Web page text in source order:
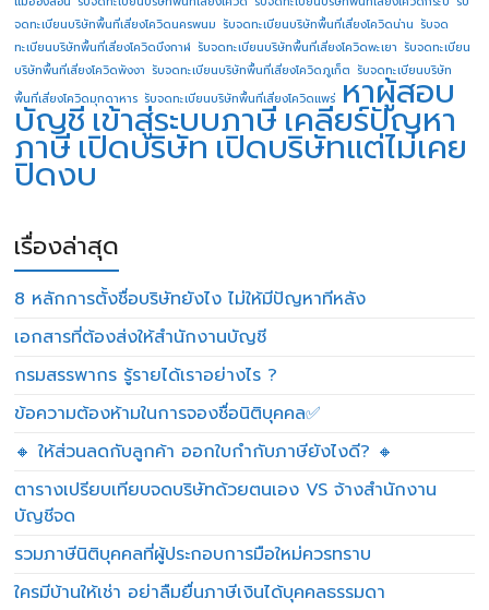
จดทะเบียนบริษัทพื้นที่เสี่ยงโควิดนครพนม รับจดทะเบียนบริษัทพื้นที่เสี่ยงโควิดน่าน รับจด
ทะเบียนบริษัทพื้นที่เสี่ยงโควิดบึงกาฬ รับจดทะเบียนบริษัทพื้นที่เสี่ยงโควิดพะเยา รับจดทะเบียน
บริษัทพื้นที่เสี่ยงโควิดพังงา รับจดทะเบียนบริษัทพื้นที่เสี่ยงโควิดภูเก็ต รับจดทะเบียนบริษัท
พื้นที่เสี่ยงโควิดมุกดาหาร รับจดทะเบียนบริษัทพื้นที่เสี่ยงโควิดแพร่ หาผู้สอบ
บัญชี เข้าสู่ระบบภาษี เคลียร์ปัญหา
ภาษีเปิดบริษัทเปิดบริษัทแต่ไม่เคย
ปิดงบ
เรื่องล่าสุด
8 หลักการตั้งชื่อบริษัทยังไง ไม่ให้มีปัญหาทีหลัง
เอกสารที่ต้องส่งให้สำนักงานบัญชี
กรมสรรพากร รู้รายได้เราอย่างไร ?
ข้อความต้องห้ามในการจองชื่อนิติบุคคล✅
🔸 ให้ส่วนลดกับลูกค้า ออกใบกำกับภาษียังไงดี? 🔸
ตารางเปรียบเทียบจดบริษัทด้วยตนเอง VS จ้างสำนักงาน
บัญชีจด
รวมภาษีนิติบุคคลที่ผู้ประกอบการมือใหม่ควรทราบ
ใครมีบ้านให้เช่า อย่าลืมยื่นภาษีเงินได้บุคคลธรรมดา